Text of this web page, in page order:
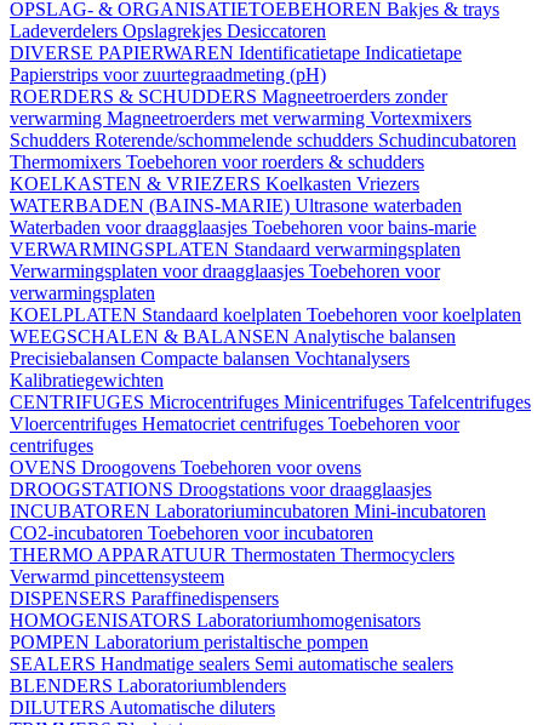
OPSLAG- & ORGANISATIETOEBEHOREN Bakjes & trays
Ladeverdelers Opslagrekjes Desiccatoren
DIVERSE PAPIERWAREN Identificatietape Indicatietape
Papierstrips voor zuurtegraadmeting (pH)
ROERDERS & SCHUDDERS Magneetroerders zonder
verwarming Magneetroerders met verwarming Vortexmixers
Schudders Roterende/schommelende schudders Schudincubatoren
Thermomixers Toebehoren voor roerders & schudders
KOELKASTEN & VRIEZERS Koelkasten Vriezers
WATERBADEN (BAINS-MARIE) Ultrasone waterbaden
Waterbaden voor draagglaasjes Toebehoren voor bains-marie
VERWARMINGSPLATEN Standaard verwarmingsplaten
Verwarmingsplaten voor draagglaasjes Toebehoren voor
verwarmingsplaten
KOELPLATEN Standaard koelplaten Toebehoren voor koelplaten
WEEGSCHALEN & BALANSEN Analytische balansen
Precisiebalansen Compacte balansen Vochtanalysers
Kalibratiegewichten
CENTRIFUGES Microcentrifuges Minicentrifuges Tafelcentrifuges
Vloercentrifuges Hematocriet centrifuges Toebehoren voor
centrifuges
OVENS Droogovens Toebehoren voor ovens
DROOGSTATIONS Droogstations voor draagglaasjes
INCUBATOREN Laboratoriumincubatoren Mini-incubatoren
CO2-incubatoren Toebehoren voor incubatoren
THERMO APPARATUUR Thermostaten Thermocyclers
Verwarmd pincettensysteem
DISPENSERS Paraffinedispensers
HOMOGENISATORS Laboratoriumhomogenisators
POMPEN Laboratorium peristaltische pompen
SEALERS Handmatige sealers Semi automatische sealers
BLENDERS Laboratoriumblenders
DILUTERS Automatische diluters